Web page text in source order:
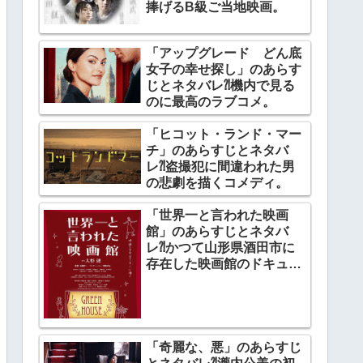
捧げるB級ご当地映画。
「アップグレード どん底
女子の幸せ探し」のあらす
じとネタバレ⁈機内で見る
のに最高のラブコメ。
「ヒコット・ランド・マー
チ」のあらすじとネタバ
レ⁈盗撮犯に間違われた男
の悲劇を描くコメディ。
「世界一と言われた映画
館」のあらすじとネタバ
レ⁈かつて山形県酒田市に
存在した映画館のドキュメ
「奇麗な、悪」のあらすじ